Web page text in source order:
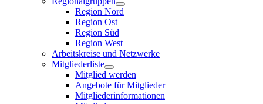
Region Nord
Region Ost
Region Süd
Region West
Arbeitskreise und Netzwerke
Mitgliederliste
Mitglied werden
Angebote für Mitglieder
Mitgliederinformationen